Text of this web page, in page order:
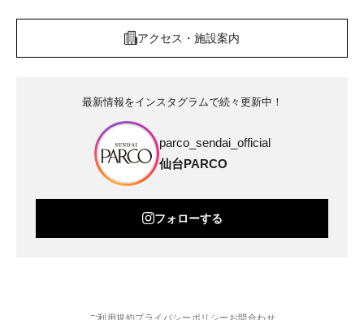
アクセス・施設案内
最新情報をインスタグラムで続々更新中！
parco_sendai_official
仙台PARCO
フォローする
ご利用規約プライバシーポリシー お問合わせ